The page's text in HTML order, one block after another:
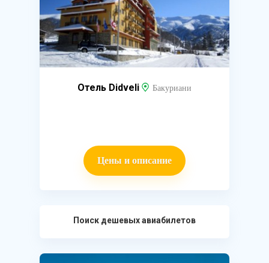
Отель Didveli Бакуриани
Цены и описание
Поиск дешевых авиабилетов